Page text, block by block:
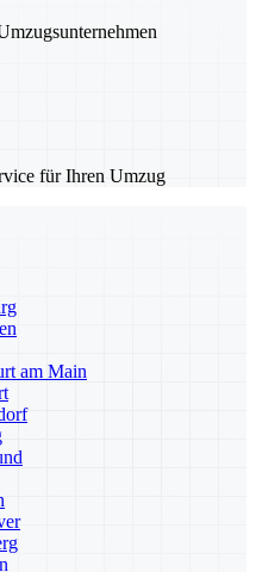
für Ihren Umzug
am Main